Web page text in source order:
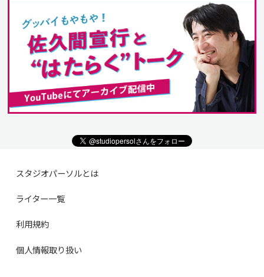
スタジオパーソルとは
ライター一覧
利用規約
個人情報取り扱い